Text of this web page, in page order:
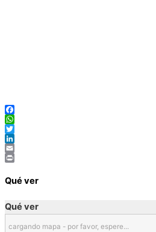
Facebook
WhatsApp
Twitter
LinkedIn
Email
Qué ver
Qué ver
cargando mapa - por favor, espere...